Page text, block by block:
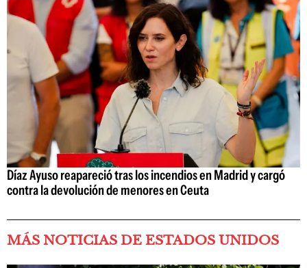
Díaz Ayuso reapareció tras los incendios en Madrid y cargó
contra la devolución de menores en Ceuta
MÁS NOTICIAS DE ESTADOS UNIDOS